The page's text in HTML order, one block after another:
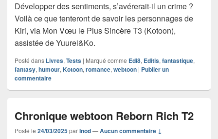
Développer des sentiments, s’avérerait-il un crime ?
Voilà ce que tenteront de savoir les personnages de
Kiri, via Mon Vœu le Plus Sincère T3 (Kotoon),
assistée de Yuurei&Ko.
Posté dans Livres, Tests | Marqué comme Edi8, Editis, fantastique,
fantasy, humour, Kotoon, romance, webtoon | Publier un
commentaire
Chronique webtoon Reborn Rich T2
Posté le 24/03/2025parInod—Aucun commentaire ↓